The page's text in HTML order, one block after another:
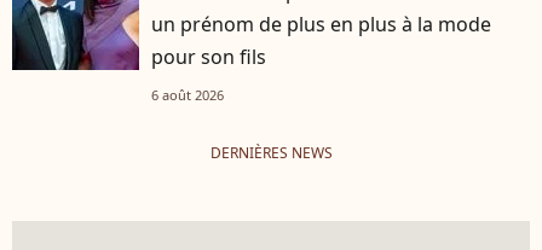
un prénom de plus en plus à la mode
pour son fils
6 août 2026
DERNIÈRES NEWS